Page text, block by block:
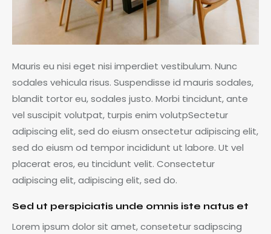
Mauris eu nisi eget nisi imperdiet vestibulum. Nunc
sodales vehicula risus. Suspendisse id mauris sodales,
blandit tortor eu, sodales justo. Morbi tincidunt, ante
vel suscipit volutpat, turpis enim volutpSectetur
adipiscing elit, sed do eiusm onsectetur adipiscing elit,
sed do eiusm od tempor incididunt ut labore. Ut vel
placerat eros, eu tincidunt velit. Consectetur
adipiscing elit, adipiscing elit, sed do.
Sed ut perspiciatis unde omnis iste natus et
Lorem ipsum dolor sit amet, consetetur sadipscing